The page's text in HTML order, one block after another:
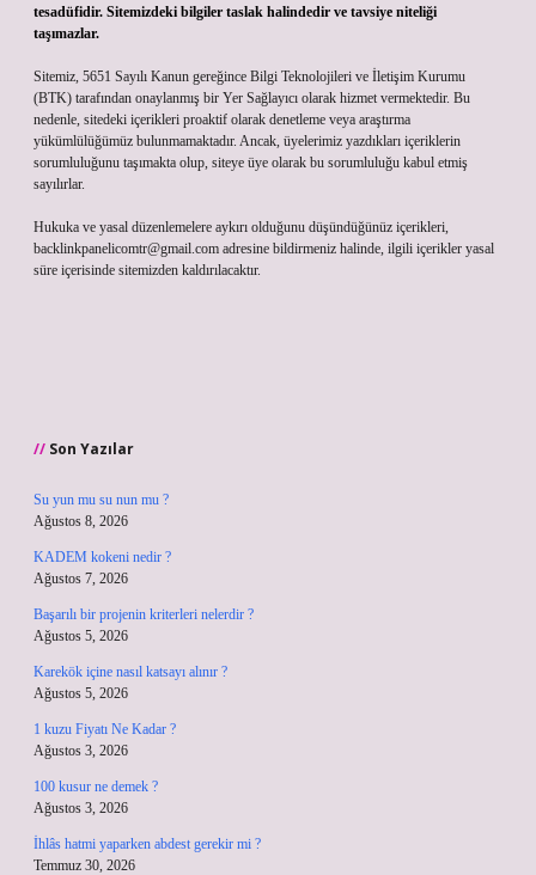
tesadüfidir. Sitemizdeki bilgiler taslak halindedir ve tavsiye niteliği
taşımazlar.
Sitemiz, 5651 Sayılı Kanun gereğince Bilgi Teknolojileri ve İletişim Kurumu
(BTK) tarafından onaylanmış bir Yer Sağlayıcı olarak hizmet vermektedir. Bu
nedenle, sitedeki içerikleri proaktif olarak denetleme veya araştırma
yükümlülüğümüz bulunmamaktadır. Ancak, üyelerimiz yazdıkları içeriklerin
sorumluluğunu taşımakta olup, siteye üye olarak bu sorumluluğu kabul etmiş
sayılırlar.
Hukuka ve yasal düzenlemelere aykırı olduğunu düşündüğünüz içerikleri,
backlinkpanelicomtr@gmail.com adresine bildirmeniz halinde, ilgili içerikler yasal
süre içerisinde sitemizden kaldırılacaktır.
Son Yazılar
Su yun mu su nun mu ?
Ağustos 8, 2026
KADEM kokeni nedir ?
Ağustos 7, 2026
Başarılı bir projenin kriterleri nelerdir ?
Ağustos 5, 2026
Karekök içine nasıl katsayı alınır ?
Ağustos 5, 2026
1 kuzu Fiyatı Ne Kadar ?
Ağustos 3, 2026
100 kusur ne demek ?
Ağustos 3, 2026
İhlâs hatmi yaparken abdest gerekir mi ?
Temmuz 30, 2026